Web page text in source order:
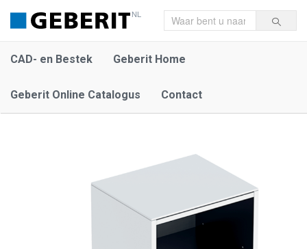
NL
CAD- en Bestek Geberit Home
Geberit Online Catalogus Contact